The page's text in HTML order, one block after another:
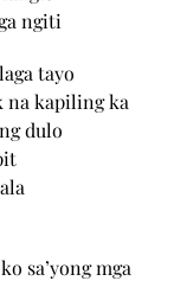
ngiti
tayo
na kapiling ka
dulo
sa’yong mga